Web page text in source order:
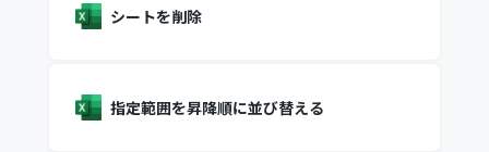
シートを削除
指定範囲を昇降順に並び替える